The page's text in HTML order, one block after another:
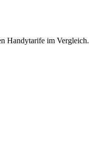
Handytarife im Vergleich.